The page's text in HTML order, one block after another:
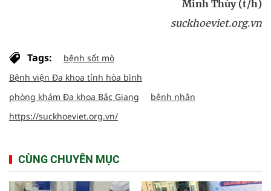
Minh Thùy (t/h)
suckhoeviet.org.vn
Tags:
bệnh sổt mò
Bệnh viện Đa khoa tỉnh hòa bình
phòng khám Đa khoa Bắc Giang
bệnh nhân
https://suckhoeviet.org.vn/
CÙNG CHUYÊN MỤC